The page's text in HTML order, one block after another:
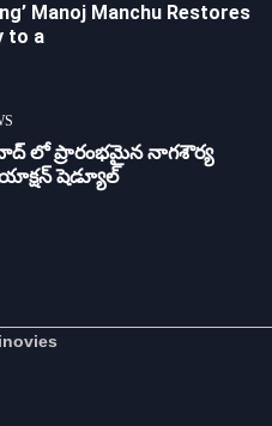
Manoj Manchu Restores
to a
లో ప్రారంభమైన నాగశౌర్య
షెడ్యూల్
inovies